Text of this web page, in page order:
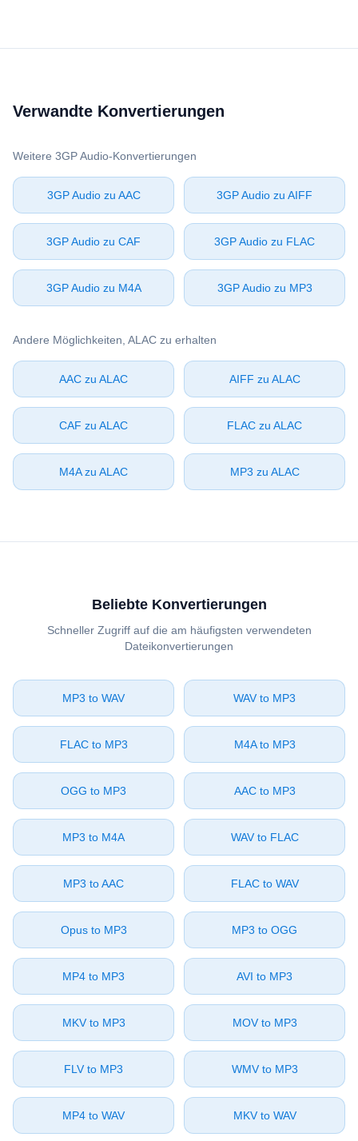
Verwandte Konvertierungen
Weitere ⁦3GP Audio⁩-Konvertierungen
⁦3GP Audio⁩ zu ⁦AAC⁩ ⁦3GP Audio⁩ zu ⁦AIFF⁩
⁦3GP Audio⁩ zu ⁦CAF⁩ ⁦3GP Audio⁩ zu ⁦FLAC⁩
⁦3GP Audio⁩ zu ⁦M4A⁩ ⁦3GP Audio⁩ zu ⁦MP3⁩
Andere Möglichkeiten, ⁦ALAC⁩ zu erhalten
⁦AAC⁩ zu ⁦ALAC⁩ ⁦AIFF⁩ zu ⁦ALAC⁩
⁦CAF⁩ zu ⁦ALAC⁩ ⁦FLAC⁩ zu ⁦ALAC⁩
⁦M4A⁩ zu ⁦ALAC⁩ ⁦MP3⁩ zu ⁦ALAC⁩
Beliebte Konvertierungen
Schneller Zugriff auf die am häufigsten verwendeten
Dateikonvertierungen
⁦MP3⁩ to ⁦WAV⁩ ⁦WAV⁩ to ⁦MP3⁩
⁦FLAC⁩ to ⁦MP3⁩ ⁦M4A⁩ to ⁦MP3⁩
⁦OGG⁩ to ⁦MP3⁩ ⁦AAC⁩ to ⁦MP3⁩
⁦MP3⁩ to ⁦M4A⁩ ⁦WAV⁩ to ⁦FLAC⁩
⁦MP3⁩ to ⁦AAC⁩ ⁦FLAC⁩ to ⁦WAV⁩
⁦Opus⁩ to ⁦MP3⁩ ⁦MP3⁩ to ⁦OGG⁩
⁦MP4⁩ to ⁦MP3⁩ ⁦AVI⁩ to ⁦MP3⁩
⁦MKV⁩ to ⁦MP3⁩ ⁦MOV⁩ to ⁦MP3⁩
⁦FLV⁩ to ⁦MP3⁩ ⁦WMV⁩ to ⁦MP3⁩
⁦MP4⁩ to ⁦WAV⁩ ⁦MKV⁩ to ⁦WAV⁩